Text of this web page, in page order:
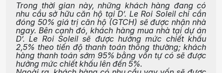
Trong thời gian này, những khách hàng đang có
nhu cầu sở hữu căn hộ tại D’. Le Roi Soleil chỉ cần
đóng 50% giá trị căn hộ (GTCH) sẽ được nhận nhà
ngay. Bên cạnh đó, khách hàng mua nhà tại dự án
D’. Le Roi Soleil sẽ được hưởng mức chiết khấu
2,5% theo tiến độ thanh toán thông thường; khách
hàng thanh toán sớm 95% bằng vốn tự có sẽ được
hưởng mức chiết khấu lên đến 5%.